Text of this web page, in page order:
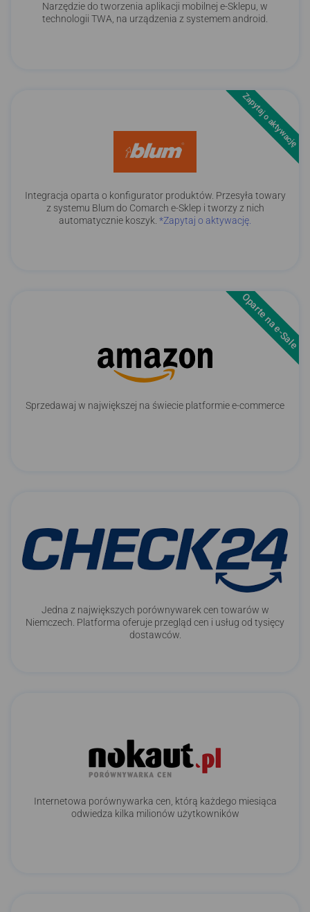
Narzędzie do tworzenia aplikacji mobilnej e-Sklepu, w
technologii TWA, na urządzenia z systemem android.
Zapytaj o aktywację
Integracja oparta o konfigurator produktów. Przesyła towary
z systemu Blum do Comarch e-Sklep i tworzy z nich
automatycznie koszyk. *Zapytaj o aktywację.
Oparte na e-Sale
Sprzedawaj w największej na świecie platformie e-commerce
Jedna z największych porównywarek cen towarów w
Niemczech. Platforma oferuje przegląd cen i usług od tysięcy
dostawców.
Internetowa porównywarka cen, którą każdego miesiąca
odwiedza kilka milionów użytkowników